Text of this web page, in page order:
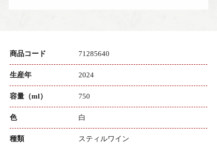
商品コード 71285640
生産年 2024
容量（ml） 750
色 白
種類 スティルワイン